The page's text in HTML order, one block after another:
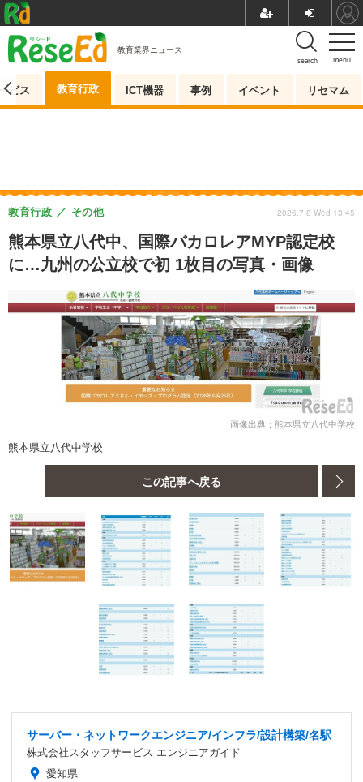
menu
search
教育業界ニュース
ビス 教育行政 ICT機器 事例 イベント リセマム
熊本県立八代中、国際バカロレアMYP認定校
に…九州の公立校で初 1枚目の写真・画像
教育行政 その他 2026.7.8 Wed 13:45
画像出典：熊本県立八代中学校
熊本県立八代中学校
この記事へ戻る
サーバー・ネットワークエンジニア/インフラ/設計構築/名駅
株式会社スタッフサービス エンジニアガイド
愛知県